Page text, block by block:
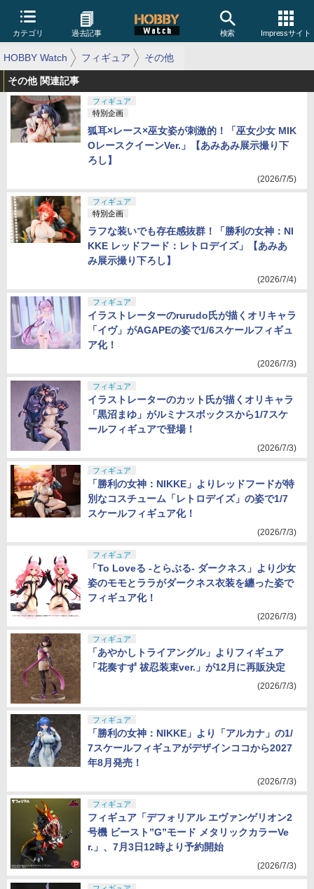
カテゴリ 過去記事 検索 Impressサイト
HOBBY Watch フィギュア その他
その他 関連記事
フィギュア
特別企画
狐耳×レース×巫女姿が刺激的！「巫女少女 MIK
OレースクイーンVer.」【あみあみ展示撮り下
ろし】
(2026/7/5)
フィギュア
特別企画
ラフな装いでも存在感抜群！「勝利の女神：NI
KKE レッドフード：レトロデイズ」【あみあ
み展示撮り下ろし】
(2026/7/4)
フィギュア
イラストレーターのrurudo氏が描くオリキャラ
「イヴ」がAGAPEの姿で1/6スケールフィギュ
ア化！
(2026/7/3)
フィギュア
イラストレーターのカット氏が描くオリキャラ
「黒沼まゆ」がルミナスボックスから1/7スケ
ールフィギュアで登場！
(2026/7/3)
フィギュア
「勝利の女神：NIKKE」よりレッドフードが特
別なコスチューム「レトロデイズ」の姿で1/7
スケールフィギュア化！
(2026/7/3)
フィギュア
「To Loveる -とらぶる- ダークネス」より少女
姿のモモとララがダークネス衣装を纏った姿で
フィギュア化！
(2026/7/3)
フィギュア
「あやかしトライアングル」よりフィギュア
「花奏すず 祓忍装束ver.」が12月に再販決定
(2026/7/3)
フィギュア
「勝利の女神：NIKKE」より「アルカナ」の1/
7スケールフィギュアがデザインココから2027
年8月発売！
(2026/7/3)
フィギュア
フィギュア「デフォリアル エヴァンゲリオン2
号機 ビースト”G”モード メタリックカラーVe
r.」、7月3日12時より予約開始
(2026/7/3)